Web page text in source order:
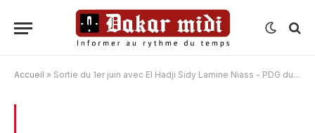
Accueil » Sortie du 1er juin avec El Hadji Sidy Lamine Niass - PDG du Groupe Walfadjri